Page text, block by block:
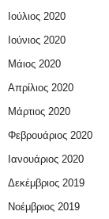
Ιούλιος 2020
Ιούνιος 2020
Μάιος 2020
Απρίλιος 2020
Μάρτιος 2020
Φεβρουάριος 2020
Ιανουάριος 2020
Δεκέμβριος 2019
Νοέμβριος 2019